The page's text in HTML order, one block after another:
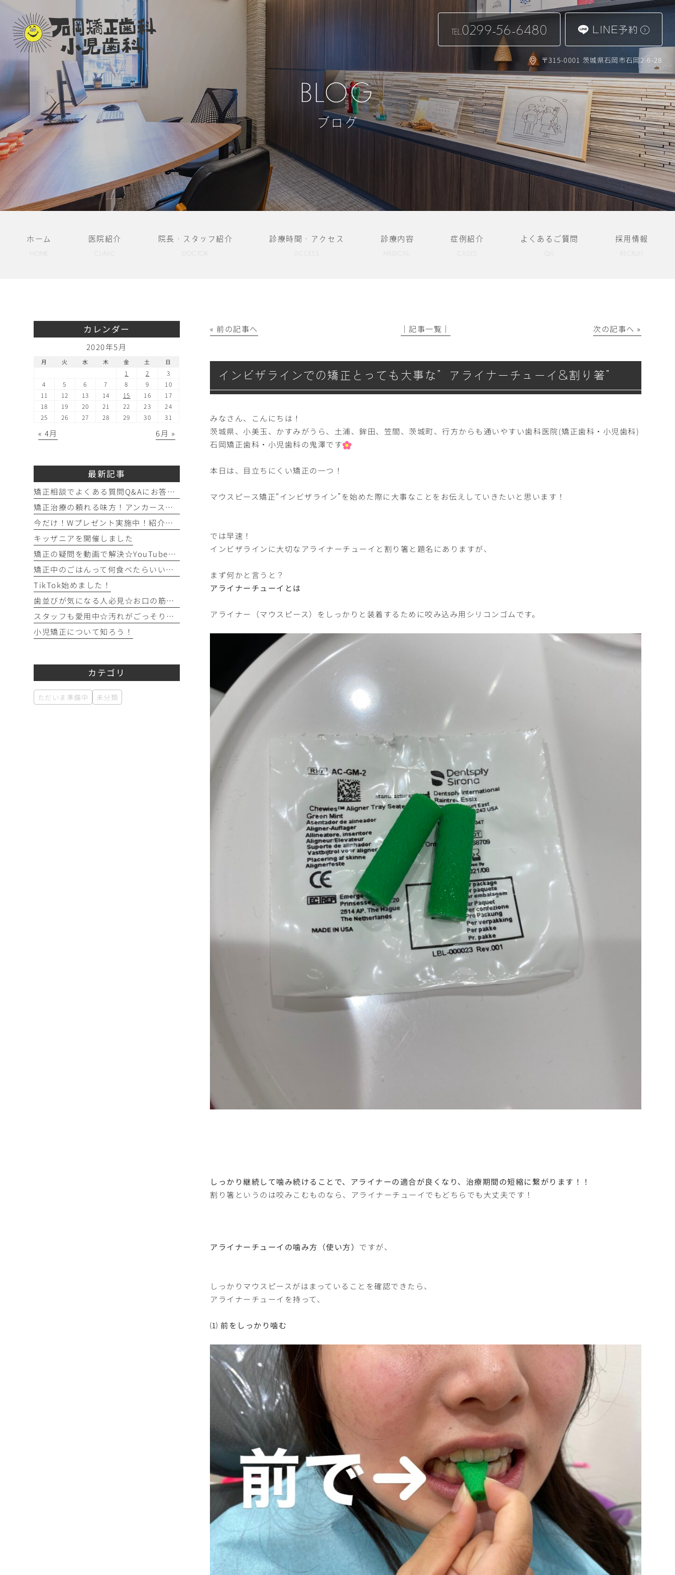
TEL.0299-56-6480 LINE予約
〒315-0001 茨城県石岡市石岡2-6-28
BLOG
ブログ
ホーム
HOME
医院紹介 院長・スタッフ紹介
DOCTOR
診療時間・アクセス 診療内容
MEDICAL
症例紹介 よくあるご質問
QA
採用情報
RECRUIT
« 前の記事へ │記事一覧│ 次の記事へ »
インビザラインでの矯正とっても大事な”アライナーチューイ&割り箸”
みなさん、こんにちは！
茨城県、小美玉、かすみがうら、土浦、鉾田、笠間、茨城町、行方からも通いやすい歯科医院(矯正歯科・小児歯科)
石岡矯正歯科・小児歯科の鬼澤です
本日は、目立ちにくい矯正の一つ！
マウスピース矯正“インビザライン”を始めた際に大事なことをお伝えしていきたいと思います！
では早速！
インビザラインに大切なアライナーチューイと割り箸と題名にありますが、
まず何かと言うと？
アライナーチューイとは
アライナー（マウスピース）をしっかりと装着するために咬み込み用シリコンゴムです。
しっかり継続して噛み続けることで、アライナーの適合が良くなり、治療期間の短縮に繋がります！！
割り箸というのは咬みこむものなら、アライナーチューイでもどちらでも大丈夫です！
アライナーチューイの噛み方（使い方） ですが、
しっかりマウスピースがはまっていることを確認できたら、
アライナーチューイを持って、
⑴ 前をしっかり噛む
カレンダー
2020年5月
月 火 水 木 金 土 日
1 2
3
4
5 6 7 8 9
10
11
12 13 14 15 16
17
18
19 20 21 22 23
24
25
26 27 28 29 30 31
« 4月 6月 »
最新記事
矯正相談でよくある質問Q&Aにお答えします！！！
矯正治療の頼れる味方！アンカースクリュー（ISA）ってどんなもの？
今だけ！Wプレゼント実施中！紹介キャンペーン開催♪
キッザニアを開催しました
矯正の疑問を動画で解決☆YouTubeチャンネルのご紹介！
矯正中のごはんって何食べたらいいの？を徹底解説！
TikTok始めました！
歯並びが気になる人必見☆お口の筋トレを始めてみよう！
スタッフも愛用中☆汚れがごっそり取れるフロアフロス！
小児矯正について知ろう！
カテゴリ
ただいま準備中 未分類